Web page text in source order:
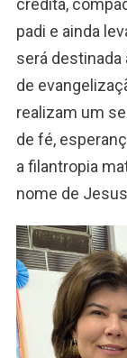
credita,
padi e ainda
será destinada
de
realizam um
de fé,
a filantropia
nome de